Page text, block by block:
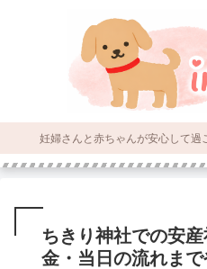
妊婦さんと赤ちゃんが安心して過
ちきり神社での安
金・当日の流れま